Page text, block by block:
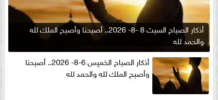
أذكار الصباح السبت 8 -8- 2026.. أصبحنا وأصبح الملك لله
والحمد لله
أذكار الصباح الخميس 6-8- 2026.. أصبحنا
وأصبح الملك لله والحمد لله